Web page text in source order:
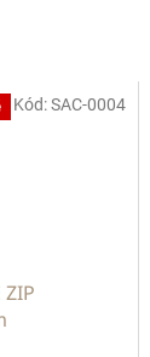
ZIP
Kód:SAC-0004